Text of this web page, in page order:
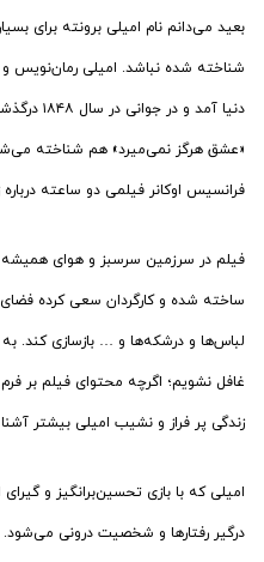
بعید می‌دانم نام امیلی برونته برای
دنیا آمد
«عشق هرگز نمی‌میرد» هم شناخته
فرانسیس اوکانر فیلمی دو ساعته
فیلم در سرزمین سرسبز و هوای همیشه
لباس‌ها و درشکه‌ها و … بازسازی کند.
غافل نشویم؛ اگرچه محتوای فیلم بر
زندگی پر فراز و نشیب امیلی بیشتر
امیلی که با بازی تحسین‌برانگیز و
درگیر رفتارها و شخصیت درونی می‌شود.